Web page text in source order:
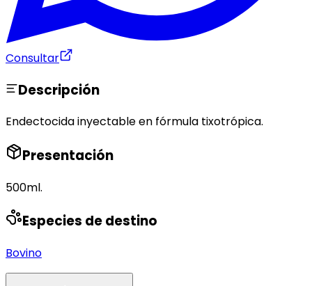
Consultar
Descripción
Endectocida inyectable en fórmula tixotrópica.
Presentación
500ml.
Especies de destino
Bovino